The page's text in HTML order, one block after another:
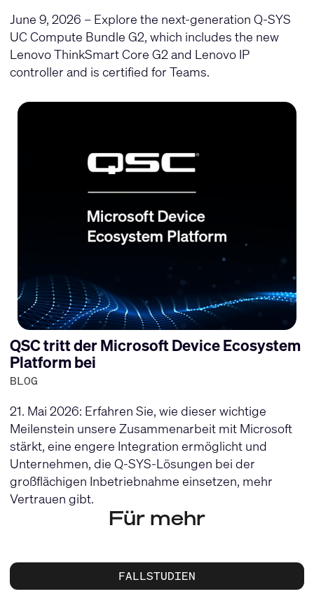
June 9, 2026 – Explore the next-generation Q-SYS
UC Compute Bundle G2, which includes the new
Lenovo ThinkSmart Core G2 and Lenovo IP
controller and is certified for Teams.
QSC tritt der Microsoft Device Ecosystem
Platform bei
BLOG
21. Mai 2026: Erfahren Sie, wie dieser wichtige
Meilenstein unsere Zusammenarbeit mit Microsoft
stärkt, eine engere Integration ermöglicht und
Unternehmen, die Q-SYS-Lösungen bei der
großflächigen Inbetriebnahme einsetzen, mehr
Vertrauen gibt.
Für mehr
FALLSTUDIEN